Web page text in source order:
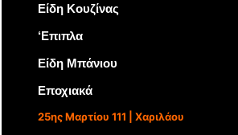
Είδη Κουζίνας
‘Επιπλα
Είδη Μπάνιου
Εποχιακά
25ης Μαρτίου 111 | Χαριλάου